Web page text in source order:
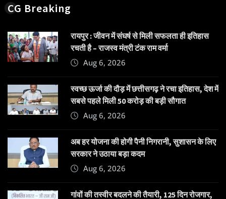
CG Breaking
रायपुर : जीवन में संघर्ष से मिली सफलता ही इतिहास
रचती है – राजस्व मंत्री टंक राम वर्मा
Aug 6, 2026
स्वच्छ ऊर्जा की दौड़ में छत्तीसगढ़ ने रचा इतिहास, देश में
सबसे पहले मिली 50 करोड़ की बड़ी सौगात
Aug 6, 2026
अब हर योजना की होगी पैनी निगरानी, सुशासन के लिए
सरकार ने उठाया बड़ा कदम
Aug 6, 2026
गांवों की तस्वीर बदलने की तैयारी, 125 दिन रोजगार,